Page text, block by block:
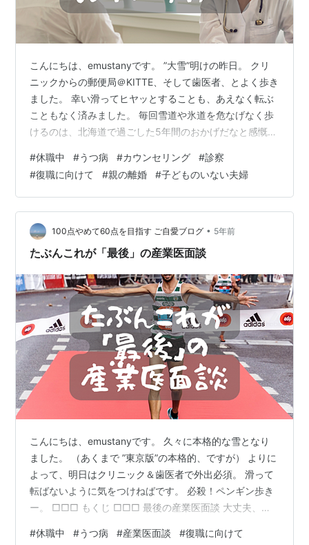
こんにちは、emustanyです。 ”大雪”明けの昨日。 クリ
ニックからの郵便局＠KITTE、そして歯医者、とよく歩き
ました。 幸い滑ってヒヤッとすることも、あえなく転ぶ
こともなく済みました。 毎回雪道や氷道を危なげなく歩
けるのは、北海道で過ごした5年間のおかげだなと感慨深
の気持ちでいっぱいです。 東京は除雪車来ないし、道具
も揃ってなくて大変だっただろうな。 □□□ もくじ
□□□ 治療終了ではなくて、ただのひと区切り 第一部：
カウンセリング 1．復職が決まった件 2．親の離婚成立&
母と会った件 3．夫と子どもの話をした件 カウンセリン
グを終…
#休職中 #うつ病 #カウンセリング #診察
#復職に向けて #親の離婚 #子どものいない夫婦
100点やめて60点を目指す ご自愛ブログ • 5年前
たぶんこれが「最後」の産業医面談
こんにちは、emustanyです。 久々に本格的な雪となり
ました。 （あくまで ”東京版”の本格的、ですが） よりに
よって、明日はクリニック＆歯医者で外出必須。 滑って
転ばないように気をつけねばです。 必殺！ペンギン歩き
ー。 □□□ もくじ □□□ 最後の産業医面談 大丈夫、じ
務処理のため出社する夫を見送った数時間後。 月1の産業
#休職中 #うつ病 #産業医面談 #復職に向けて